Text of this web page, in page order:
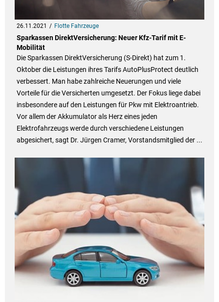
26.11.2021 Flotte Fahrzeuge
Sparkassen DirektVersicherung: Neuer Kfz-Tarif mit E-
Mobilität
Die Sparkassen DirektVersicherung (S-Direkt) hat zum 1.
Oktober die Leistungen ihres Tarifs AutoPlusProtect deutlich
verbessert. Man habe zahlreiche Neuerungen und viele
Vorteile für die Versicherten umgesetzt. Der Fokus liege dabei
insbesondere auf den Leistungen für Pkw mit Elektroantrieb.
Vor allem der Akkumulator als Herz eines jeden
Elektrofahrzeugs werde durch verschiedene Leistungen
abgesichert, sagt Dr. Jürgen Cramer, Vorstandsmitglied der ...